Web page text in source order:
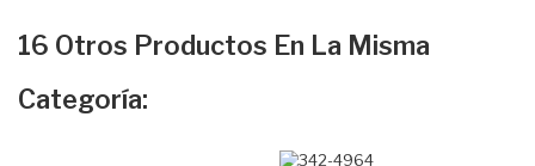
16 Otros Productos En La Misma
Categoría: